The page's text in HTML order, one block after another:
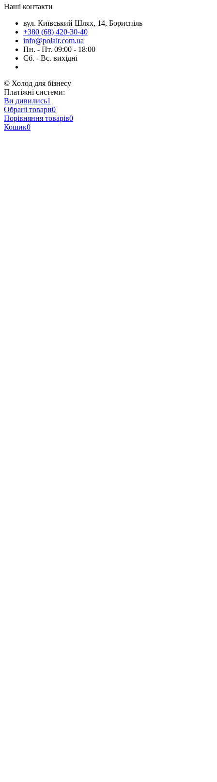
Наші контакти
вул. Київський Шлях, 14, Бориспіль
+380 (68) 420-30-40
info@polair.com.ua
Пн. - Пт. 09:00 - 18:00
Сб. - Вс. вихідні
© Холод для бізнесу
Платіжні системи:
Ви дивились1
Обрані товари0
Порівняння товарів0
Кошик0